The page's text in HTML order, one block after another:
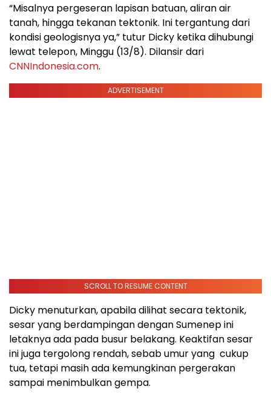
“Misalnya pergeseran lapisan batuan, aliran air
tanah, hingga tekanan tektonik. Ini tergantung dari
kondisi geologisnya ya,” tutur Dicky ketika dihubungi
lewat telepon, Minggu (13/8). Dilansir dari
CNNIndonesia.com.
ADVERTISEMENT
SCROLL TO RESUME CONTENT
Dicky menuturkan, apabila dilihat secara tektonik,
sesar yang berdampingan dengan Sumenep ini
letaknya ada pada busur belakang. Keaktifan sesar
ini juga tergolong rendah, sebab umur yang cukup
tua, tetapi masih ada kemungkinan pergerakan
sampai menimbulkan gempa.